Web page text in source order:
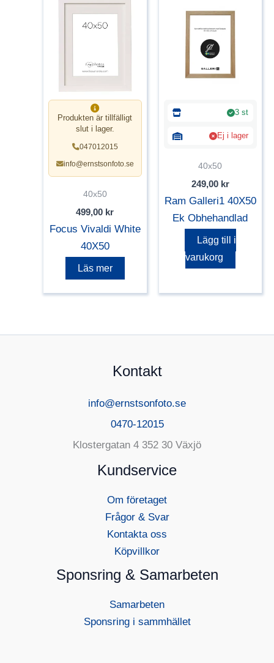
Produkten är tillfälligt
slut i lager.
047012015
info@ernstsonfoto.se
40x50
499,00 kr
Focus Vivaldi White
40X50
Läs mer
3 st
Ej i lager
40x50
249,00 kr
Ram Galleri1 40X50
Ek Obhehandlad
Lägg till i
varukorg
Kontakt
info@ernstsonfoto.se
0470-12015
Klostergatan 4 352 30 Växjö
Kundservice
Om företaget
Frågor & Svar
Kontakta oss
Köpvillkor
Sponsring & Samarbeten
Samarbeten
Sponsring i sammhället